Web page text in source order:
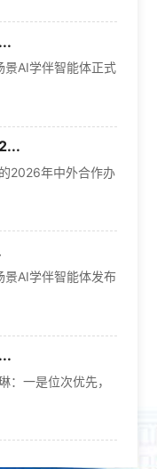
景AI学伴智能体正式
2026年中外合作办
景AI学伴智能体发布
：一是位次优先，